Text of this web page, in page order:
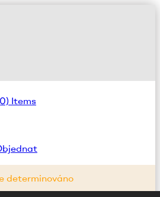
Items
determinováno